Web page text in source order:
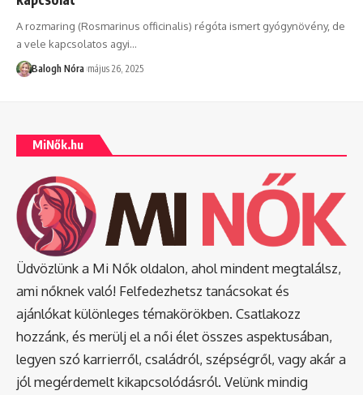
A rozmaring (Rosmarinus officinalis) régóta ismert gyógynövény, de
a vele kapcsolatos agyi…
Balogh Nóra május 26, 2025
MiNők.hu
Üdvözlünk a Mi Nők oldalon, ahol mindent megtalálsz,
ami nőknek való! Felfedezhetsz tanácsokat és
ajánlókat különleges témakörökben. Csatlakozz
hozzánk, és merülj el a női élet összes aspektusában,
legyen szó karrierről, családról, szépségről, vagy akár a
jól megérdemelt kikapcsolódásról. Velünk mindig